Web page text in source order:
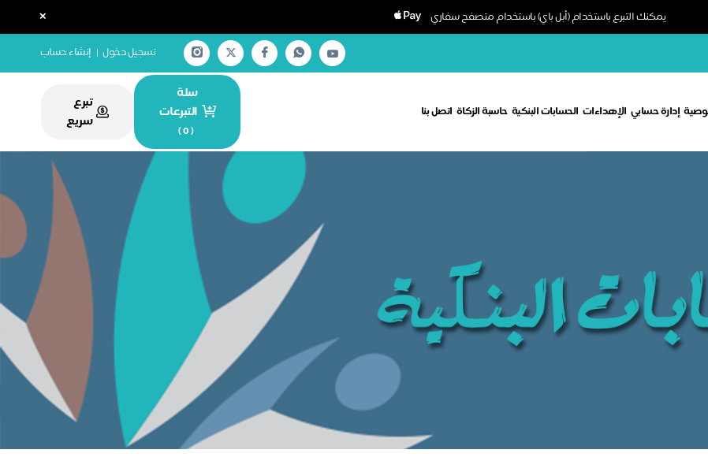
يمكنك التبرع باستخدام (أبل باي) باستخدام متصفح سفاري ×
تسجيل دخول | إنشاء حساب
إدارة حسابي الإهداءات الحسابات البنكية حاسبة الزكاة اتصل بنا
سلة
التبرعات
(
0
)
تبرع
سريع